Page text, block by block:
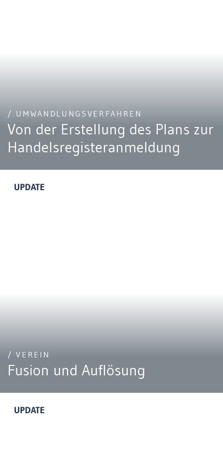
/ UMWANDLUNGSVERFAHREN
Von der Erstellung des Plans zur
Handelsregisteranmeldung
UPDATE
/ VEREIN
Fusion und Auflösung
UPDATE